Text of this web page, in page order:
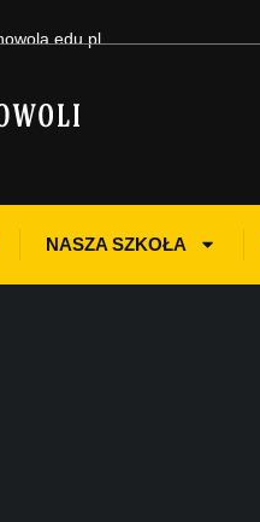
NASZA SZKOŁA